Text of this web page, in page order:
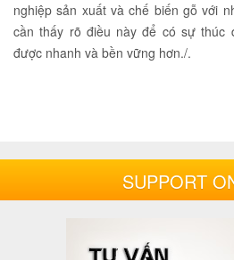
nghiệp sản xuất và chế biến gỗ với
cần thấy rõ điều này để có sự thúc
được nhanh và bền vững hơn./.
SUPPORT